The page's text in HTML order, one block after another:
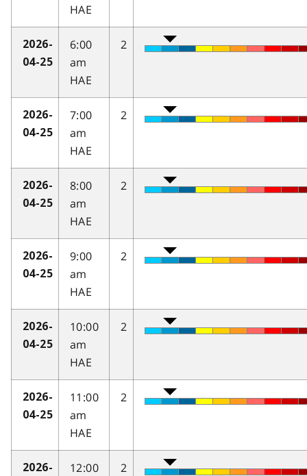
HAE
2026-
04-25
6:00
am
HAE
2
2026-
04-25
7:00
am
HAE
2
2026-
04-25
8:00
am
HAE
2
2026-
04-25
9:00
am
HAE
2
2026-
04-25
10:00
am
HAE
2
2026-
04-25
11:00
am
HAE
2
2026-
12:00
2